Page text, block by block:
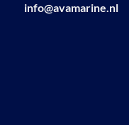
info@avamarine.nl